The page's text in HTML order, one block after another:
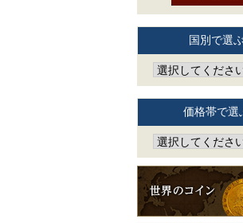
国別で選
価格帯で選